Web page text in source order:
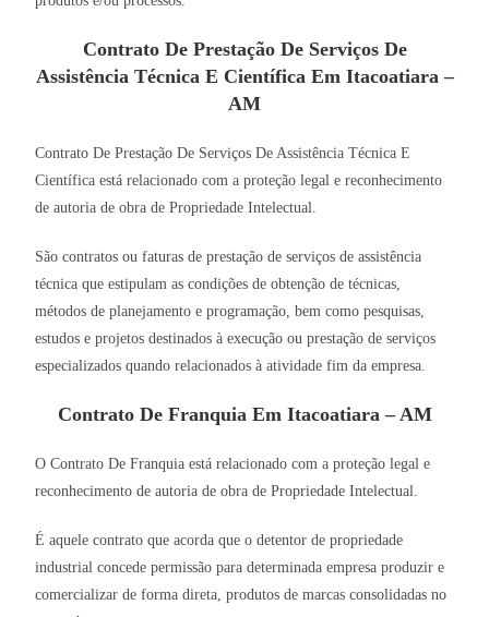
Contrato De Prestação De Serviços De
Assistência Técnica E Científica Em Itacoatiara –
AM
Contrato De Prestação De Serviços De Assistência Técnica E
Científica está relacionado com a proteção legal e reconhecimento
de autoria de obra de Propriedade Intelectual.
São contratos ou faturas de prestação de serviços de assistência
técnica que estipulam as condições de obtenção de técnicas,
métodos de planejamento e programação, bem como pesquisas,
estudos e projetos destinados à execução ou prestação de serviços
especializados quando relacionados à atividade fim da empresa.
Contrato De Franquia Em Itacoatiara – AM
O Contrato De Franquia está relacionado com a proteção legal e
reconhecimento de autoria de obra de Propriedade Intelectual.
É aquele contrato que acorda que o detentor de propriedade
industrial concede permissão para determinada empresa produzir e
comercializar de forma direta, produtos de marcas consolidadas no